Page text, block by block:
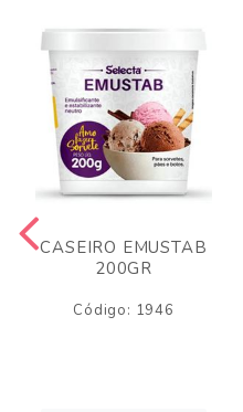
CASEIRO EMUSTAB
200GR
Código: 1946